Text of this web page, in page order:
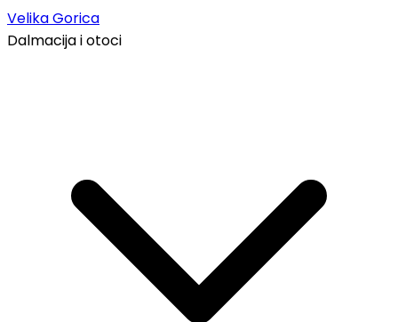
Velika Gorica
Dalmacija i otoci